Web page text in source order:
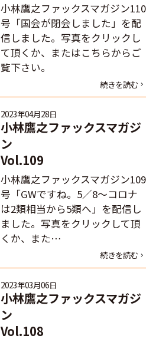
小林鷹之ファックスマガジン110
号「国会が閉会しました」を配
信しました。写真をクリックし
て頂くか、またはこちらからご
覧下さい。
続きを読む
2023年04月28日
小林鷹之ファックスマガジ
ン
Vol.109
小林鷹之ファックスマガジン109
号「GWですね。5／8～コロナ
は2類相当から5類へ」を配信し
ました。写真をクリックして頂
くか、また…
続きを読む
2023年03月06日
小林鷹之ファックスマガジ
ン
Vol.108